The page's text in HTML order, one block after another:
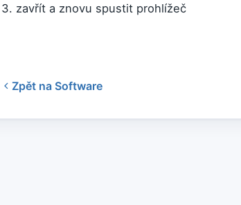
zavřít a znovu spustit prohlížeč
Zpět na Software